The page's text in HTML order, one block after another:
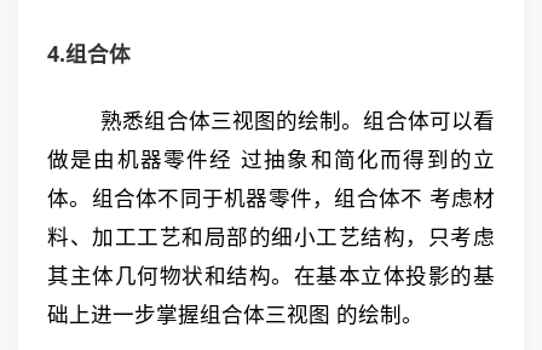
4.组合体
熟悉组合体三视图的绘制。组合体可以看
做是由机器零件经 过抽象和简化而得到的立
体。组合体不同于机器零件，组合体不 考虑材
料、加工工艺和局部的细小工艺结构，只考虑
其主体几何物状和结构。在基本立体投影的基
础上进一步掌握组合体三视图 的绘制。